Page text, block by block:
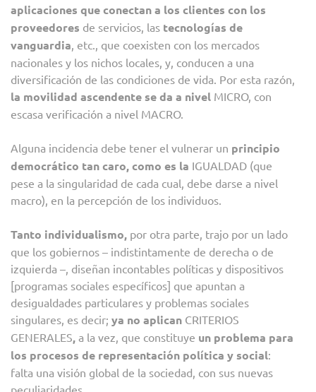
aplicaciones que conectan a los clientes con los
proveedores de servicios, las tecnologías de
vanguardia , etc., que coexisten con los mercados
nacionales y los nichos locales, y, conducen a una
diversificación de las condiciones de vida. Por esta razón,
la movilidad ascendente se da a nivel MICRO, con
escasa verificación a nivel MACRO.
Alguna incidencia debe tener el vulnerar un principio
democrático tan caro, como es la IGUALDAD (que
pese a la singularidad de cada cual, debe darse a nivel
macro), en la percepción de los individuos.
Tanto individualismo, por otra parte, trajo por un lado
que los gobiernos – indistintamente de derecha o de
izquierda –, diseñan incontables políticas y dispositivos
[programas sociales específicos] que apuntan a
desigualdades particulares y problemas sociales
singulares, es decir; ya no aplican CRITERIOS
GENERALES, a la vez, que constituye un problema para
los procesos de representación política y social:
falta una visión global de la sociedad, con sus nuevas
peculiaridades.